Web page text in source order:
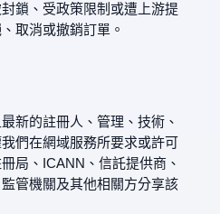
鎖、受政策限制或遭上游提
取消或撤銷訂單。
新的註冊人、管理、技術、
們在網域服務所要求或許可
局、ICANN、信託提供商、
管機關及其他相關方分享該